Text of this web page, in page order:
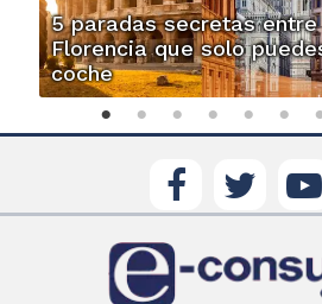
5 paradas secretas entre
Florencia que solo
coche